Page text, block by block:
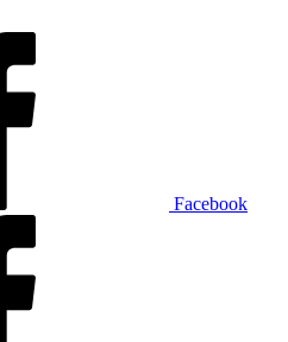
Facebook